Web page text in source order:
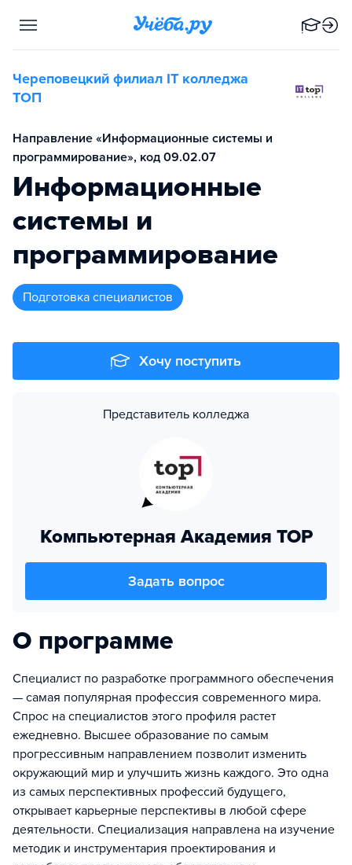
Череповецкий филиал IT колледжа
TOП
Направление «Информационные системы и
программирование», код 09.02.07
Информационные
системы и
программирование
подготовка специалистов
Хочу поступить
Представитель колледжа
Компьютерная Академия ТОР
Задать вопрос
О программе
Специалист по разработке программного обеспечения
— самая популярная профессия современного мира.
Спрос на специалистов этого профиля растет
ежедневно. Высшее образование по самым
прогрессивным направлением позволит изменить
окружающий мир и улучшить жизнь каждого. Это одна
из самых перспективных профессий будущего,
открывает карьерные перспективы в любой сфере
деятельности. Специализация направлена ​​на изучение
методик и инструментария проектирования и